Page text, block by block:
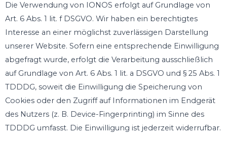
Die Verwendung von IONOS erfolgt auf Grundlage von
Art. 6 Abs. 1 lit. f DSGVO. Wir haben ein berechtigtes
Interesse an einer möglichst zuverlässigen Darstellung
unserer Website. Sofern eine entsprechende Einwilligung
abgefragt wurde, erfolgt die Verarbeitung ausschließlich
auf Grundlage von Art. 6 Abs. 1 lit. a DSGVO und § 25 Abs. 1
TDDDG, soweit die Einwilligung die Speicherung von
Cookies oder den Zugriff auf Informationen im Endgerät
des Nutzers (z. B. Device-Fingerprinting) im Sinne des
TDDDG umfasst. Die Einwilligung ist jederzeit widerrufbar.